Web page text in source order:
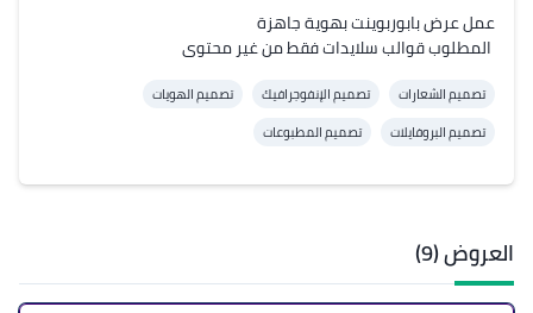
تصميم الشعارات تصميم الإنفوجرافيك
تصميم الهويات
تصميم البروفايلات
تصميم المطبوعات
العروض (9)